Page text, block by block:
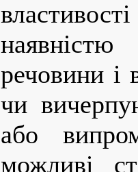
речовини і
чи
або
можливі